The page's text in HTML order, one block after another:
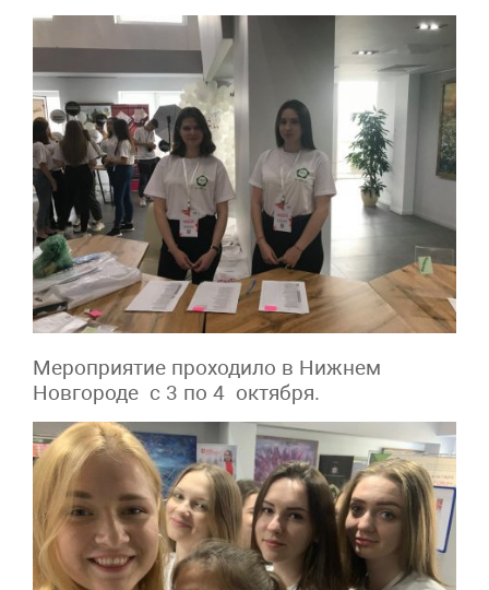
Мероприятие проходило в Нижнем
Новгороде с 3 по 4 октября.